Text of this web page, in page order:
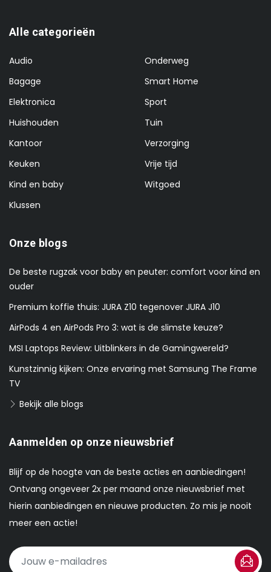
Alle categorieën
Audio
Bagage
Elektronica
Huishouden
Kantoor
Keuken
Kind en baby
Klussen
Onderweg
Smart Home
Sport
Tuin
Verzorging
Vrije tijd
Witgoed
Onze blogs
De beste rugzak voor baby en peuter: comfort voor kind en
ouder
Premium koffie thuis: JURA Z10 tegenover JURA J10
AirPods 4 en AirPods Pro 3: wat is de slimste keuze?
MSI Laptops Review: Uitblinkers in de Gamingwereld?
Kunstzinnig kijken: Onze ervaring met Samsung The Frame
TV
Bekijk alle blogs
Aanmelden op onze nieuwsbrief
Blijf op de hoogte van de beste acties en aanbiedingen!
Ontvang ongeveer 2x per maand onze nieuwsbrief met
hierin aanbiedingen en nieuwe producten. Zo mis je nooit
meer een actie!